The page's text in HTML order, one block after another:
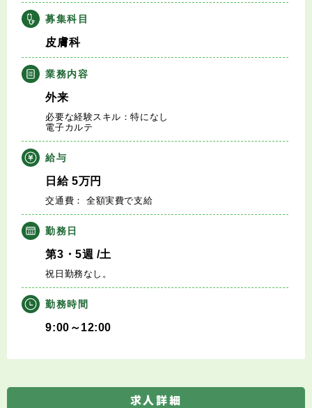
医師の求人・転職Q&A
知りたい・聞きたい
転職成功事例
医師の転職マニュアル
データで見る医師の平均年収
医師に役立つ取材記事
大学医局紹介
募集科目
皮膚科
業務内容
外来
必要な経験スキル：特になし
電子カルテ
給与
日給5万円
交通費： 全額実費で支給
勤務日
第3・5週 /土
祝日勤務なし。
勤務時間
9:00～12:00
求人詳細